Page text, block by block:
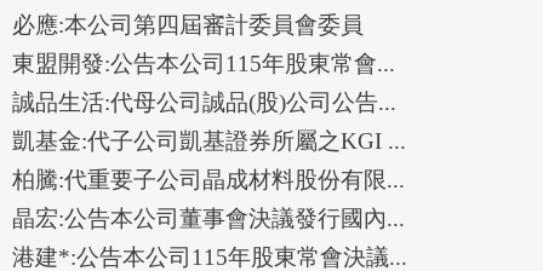
必應:本公司第四屆審計委員會委員
東盟開發:公告本公司115年股東常會...
誠品生活:代母公司誠品(股)公司公告...
凱基金:代子公司凱基證券所屬之KGI ...
柏騰:代重要子公司晶成材料股份有限...
晶宏:公告本公司董事會決議發行國內...
港建*:公告本公司115年股東常會決議...